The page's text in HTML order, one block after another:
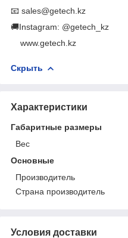
📧 sales@getech.kz
🚚Instagram: @getech_kz
​ ​ ​ ​ www.getech.kz
Скрыть
Характеристики
Габаритные размеры
Вес
Основные
Производитель
Страна производитель
Условия доставки